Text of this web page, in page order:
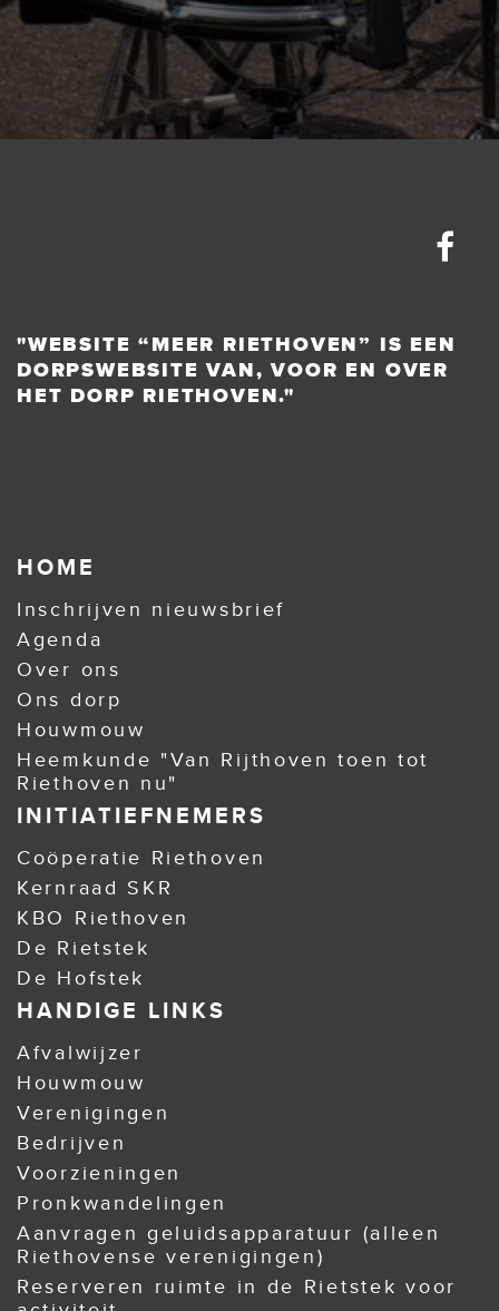
"WEBSITE “MEER RIETHOVEN” IS EEN
DORPSWEBSITE VAN, VOOR EN OVER
HET DORP RIETHOVEN."
HOME
Inschrijven nieuwsbrief
Agenda
Over ons
Ons dorp
Houwmouw
Heemkunde "Van Rijthoven toen tot
Riethoven nu"
INITIATIEFNEMERS
Coöperatie Riethoven
Kernraad SKR
KBO Riethoven
De Rietstek
De Hofstek
HANDIGE LINKS
Afvalwijzer
Houwmouw
Verenigingen
Bedrijven
Voorzieningen
Pronkwandelingen
Aanvragen geluidsapparatuur (alleen
Riethovense verenigingen)
Reserveren ruimte in de Rietstek voor